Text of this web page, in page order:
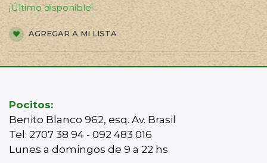
¡Último disponible!
AGREGAR A MI LISTA
Pocitos:
Benito Blanco 962, esq. Av. Brasil
Tel: 2707 38 94 - 092 483 016
Lunes a domingos de 9 a 22 hs